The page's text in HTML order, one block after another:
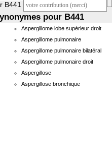
B441
pour B441
Aspergillome lobe supérieur droit
Aspergillome pulmonaire
Aspergillome pulmonaire bilatéral
Aspergillome pulmonaire droit
Aspergillose
Aspergillose bronchique